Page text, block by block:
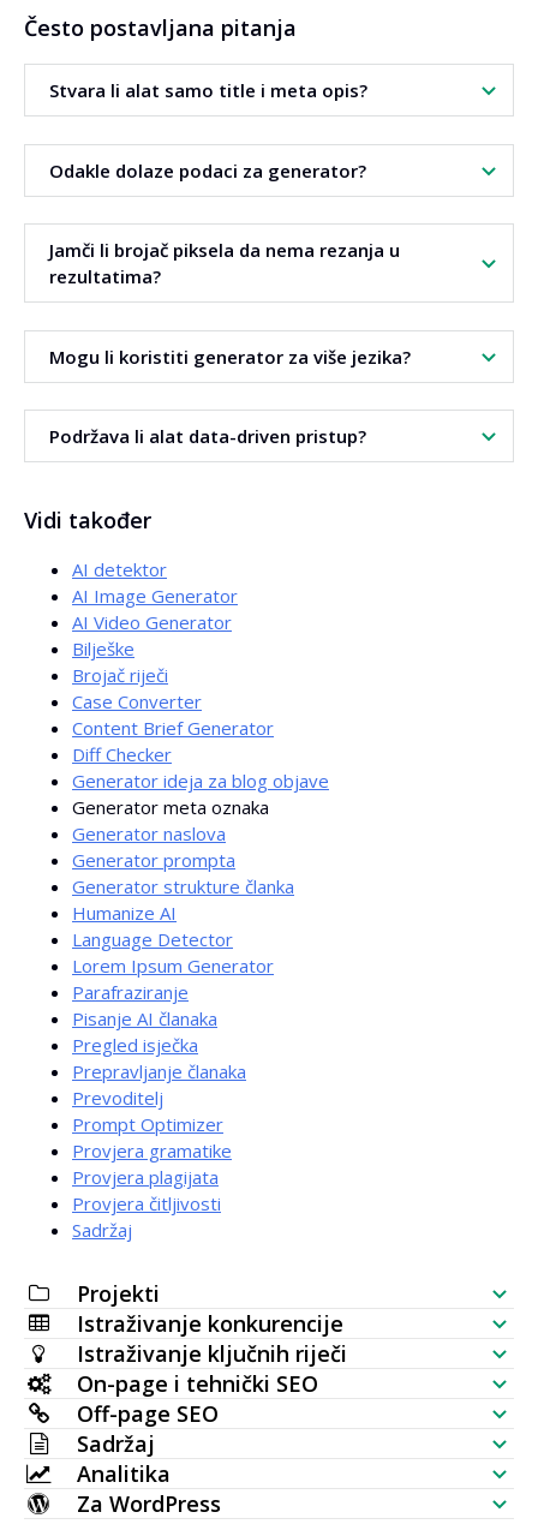
Često postavljana pitanja
Stvara li alat samo title i meta opis?
Da. Generator se fokusira na dva meta taga. Time
unaprjeđuje poruku i čitljivost.
Odakle dolaze podaci za generator?
Alat koristi podatke izSERP-a. Analizira često korištene
riječi u naslovima i opisima.
Jamči li brojač piksela da nema rezanja u
rezultatima?
Brojač minimalizira rizik rezanja isječaka. Olakšava
prilagodbu širine standardima rezultata.
Mogu li koristiti generator za više jezika?
Da. Dostupne su jezične postavke i prepoznavanje jezika.
Prijevod je opcionalan.
Podržava li alat data-driven pristup?
To jedata-driven
Vidi također
AI detektor
AI Image Generator
AI Video Generator
Bilješke
Brojač riječi
Case Converter
Content Brief Generator
Diff Checker
Generator ideja za blog objave
Generator meta oznaka
Generator naslova
Generator prompta
Generator strukture članka
Humanize AI
Language Detector
Lorem Ipsum Generator
Parafraziranje
Pisanje AI članaka
Pregled isječka
Prepravljanje članaka
Prevoditelj
Prompt Optimizer
Provjera gramatike
Provjera plagijata
Provjera čitljivosti
Sadržaj
Projekti
SEO popis za provjeru
Istraživanje konkurencije
Provjera vidljivosti web stranice
SERP analizator
Istraživanje ključnih riječi
Generator ključnih riječi
Masovna provjera volumena pretrage
Ideje za ključne riječi (podaci uživo)
On-page i tehnički SEO
SEO analiza
Položaj ključnih riječi
Off-page SEO
Provjera backlinkova
Najpovezanije stranice
Sadržaj
AI generator članaka
Analitika
Provjera pozicije ključne riječi
Za WordPress